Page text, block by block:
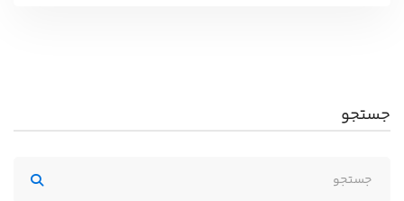
جستجو